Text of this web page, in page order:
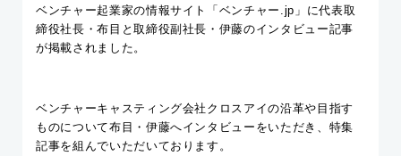
ベンチャー起業家の情報サイト「ベンチャー.jp」に代表取
締役社長・布目と取締役副社長・伊藤のインタビュー記事
が掲載されました。
ベンチャーキャスティング会社クロスアイの沿革や目指す
ものについて布目・伊藤へインタビューをいただき、特集
記事を組んでいただいております。